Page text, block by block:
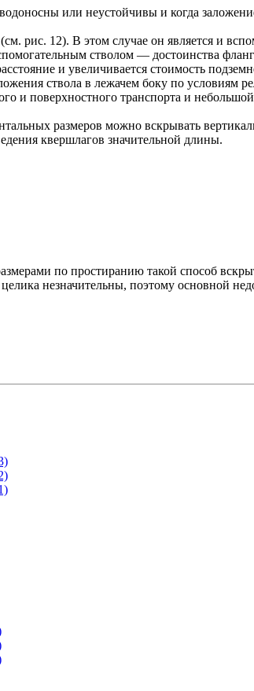
или неустойчивы и когда
рис. 12). В этом случае он является и
стволом — достоинства
и увеличивается стоимость
ствола в лежачем боку по условиям
и поверхностного транспорта и
размеров можно вскрывать
квершлагов значительной длины.
по простиранию такой способ
незначительны, поэтому основной